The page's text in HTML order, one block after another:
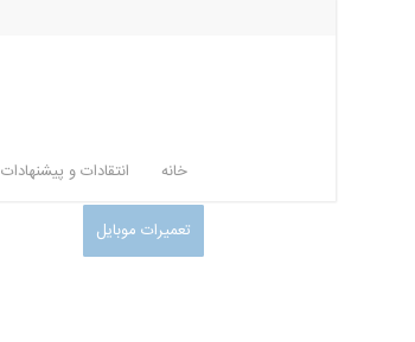
خانه انتقادات و پیشنهادات
تعمیرات موبایل